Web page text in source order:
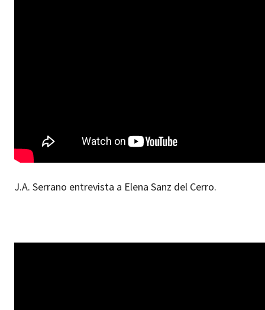
J.A. Serrano entrevista a Elena Sanz del Cerro.